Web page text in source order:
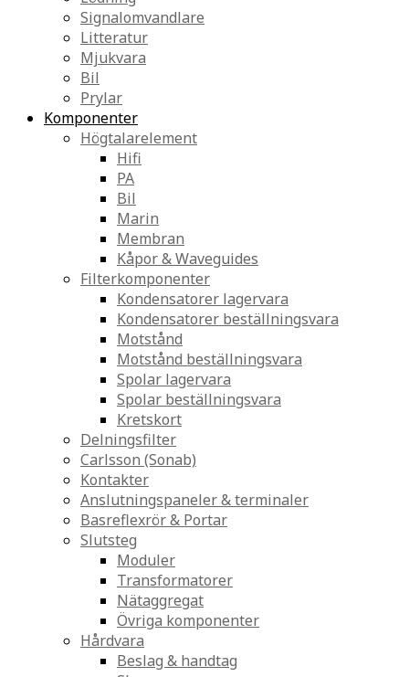
Signalomvandlare
Litteratur
Mjukvara
Bil
Prylar
Komponenter
Högtalarelement
Hifi
PA
Bil
Marin
Membran
Kåpor & Waveguides
Filterkomponenter
Kondensatorer lagervara
Kondensatorer beställningsvara
Motstånd
Motstånd beställningsvara
Spolar lagervara
Spolar beställningsvara
Kretskort
Delningsfilter
Carlsson (Sonab)
Kontakter
Anslutningspaneler & terminaler
Basreflexrör & Portar
Slutsteg
Moduler
Transformatorer
Nätaggregat
Övriga komponenter
Hårdvara
Beslag & handtag